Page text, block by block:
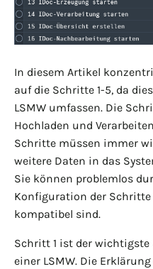
In diesem Artikel
auf die Schritte 1-5, da
LSMW umfassen. Die
Hochladen und
Schritte müssen immer
weitere Daten in das
Sie können problemlos
Konfiguration der Schritte
kompatibel sind.
Schritt 1 ist der
einer LSMW. Die